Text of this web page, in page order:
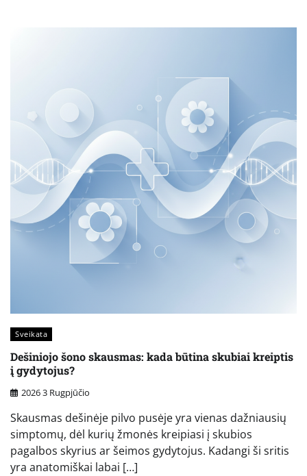
Sveikata
Dešiniojo šono skausmas: kada būtina skubiai kreiptis
į gydytojus?
2026 3 Rugpjūčio
Skausmas dešinėje pilvo pusėje yra vienas dažniausių
simptomų, dėl kurių žmonės kreipiasi į skubios
pagalbos skyrius ar šeimos gydytojus. Kadangi ši sritis
yra anatomiškai labai […]